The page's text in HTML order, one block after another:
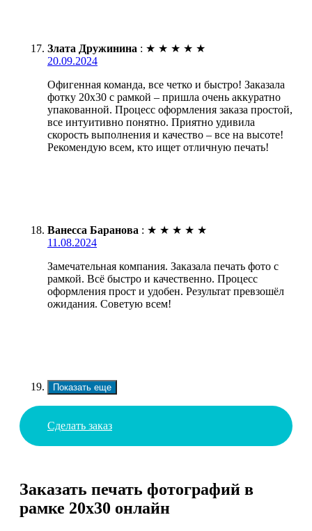
Злата Дружинина : ★ ★ ★ ★ ★
20.09.2024
Офигенная команда, все четко и быстро! Заказала
фотку 20х30 с рамкой – пришла очень аккуратно
упакованной. Процесс оформления заказа простой,
все интуитивно понятно. Приятно удивила
скорость выполнения и качество – все на высоте!
Рекомендую всем, кто ищет отличную печать!
Ванесса Баранова : ★ ★ ★ ★ ★
11.08.2024
Замечательная компания. Заказала печать фото с
рамкой. Всё быстро и качественно. Процесс
оформления прост и удобен. Результат превзошёл
ожидания. Советую всем!
Показать еще
Сделать заказ
Заказать печать фотографий в
рамке 20х30 онлайн